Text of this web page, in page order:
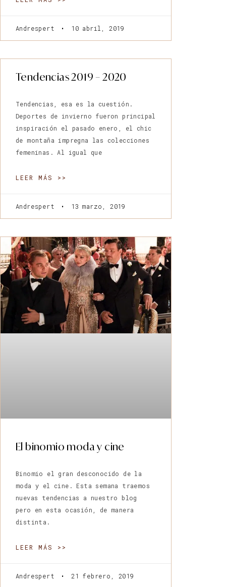
Andrespert 10 abril, 2019
Tendencias 2019 – 2020
Tendencias, esa es la cuestión.
Deportes de invierno fueron principal
inspiración el pasado enero, el chic
de montaña impregna las colecciones
femeninas. Al igual que
LEER MÁS >>
Andrespert 13 marzo, 2019
El binomio moda y cine
Binomio el gran desconocido de la
moda y el cine. Esta semana traemos
nuevas tendencias a nuestro blog
pero en esta ocasión, de manera
distinta.
LEER MÁS >>
Andrespert 21 febrero, 2019